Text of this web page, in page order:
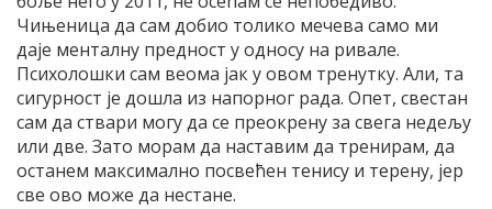
Чињеница да сам добио толико мечева само ми
даје менталну предност у односу на ривале.
Психолошки сам веома јак у овом тренутку. Али, та
сигурност је дошла из напорног рада. Опет, свестан
сам да ствари могу да се преокрену за свега недељу
или две. Зато морам да наставим да тренирам, да
останем максимално посвећен тенису и терену, јер
све ово може да нестане.